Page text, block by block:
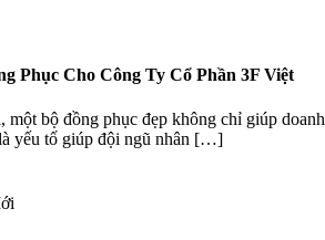
Phục Cho Công Ty Cổ Phần 3F Việt
bộ đồng phục đẹp không chỉ giúp
yếu tố giúp đội ngũ nhân […]